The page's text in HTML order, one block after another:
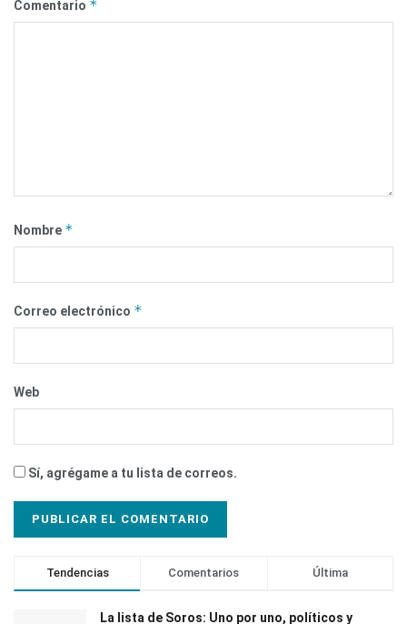
Comentario *
Nombre *
Correo electrónico *
Web
Sí, agrégame a tu lista de correos.
Tendencias Comentarios Última
La lista de Soros: Uno por uno, políticos y